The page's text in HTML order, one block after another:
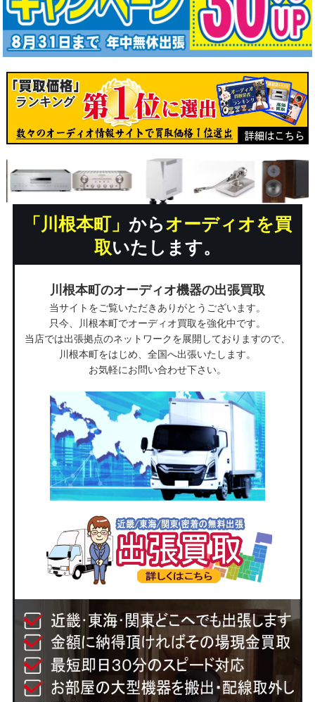
「川根本町」 からオーディオを買
取いたします。
川根本町のオーディオ機器の出張買取
当サイトをご覧いただきありがとうございます。
只今、川根本町でオーディオ買取を強化中です。
当店では出張拠点のネットワークを展開しておりますので、
川根本町をはじめ、全国へ出張いたします。
お気軽にお問い合わせ下さい。